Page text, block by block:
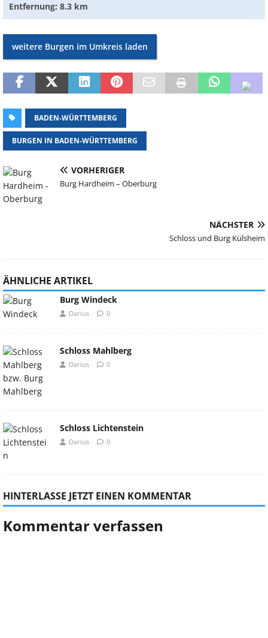
Entfernung: 8.3 km
weitere Burgen im Umkreis laden
BADEN-WÜRTTEMBERG
BURGEN IN BADEN-WÜRTTEMBERG
VORHERIGER
Burg Hardheim – Oberburg
NÄCHSTER
Schloss und Burg Külsheim
ÄHNLICHE ARTIKEL
Burg Windeck
Darius 0
Schloss Mahlberg
Darius 0
Schloss Lichtenstein
Darius 0
HINTERLASSE JETZT EINEN KOMMENTAR
Kommentar verfassen